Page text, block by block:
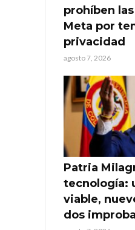
prohíben
Meta por
privacidad
agosto 7, 2026
Patria
tecnología:
viable,
dos